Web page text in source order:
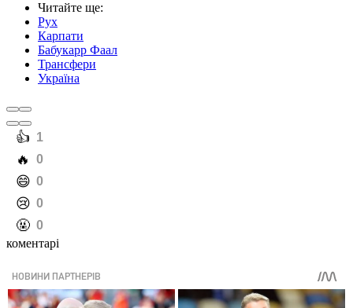
Читайте ще:
Рух
Карпати
Бабукарр Фаал
Трансфери
Україна
️👍 1
️🔥 0
️😄 0
️😢 0
️🤬 0
коментарі